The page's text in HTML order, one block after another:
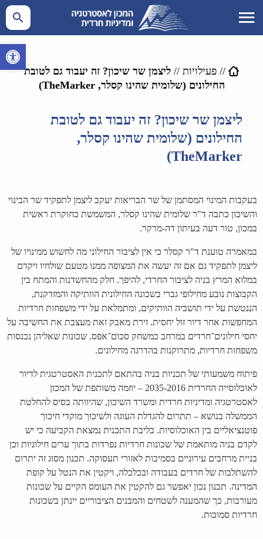
פתח
// פעילויות // ליצמן שר שיכון? זה יעבוד גם לטובת
החילונים (שלומית שהינו קסלר, TheMarker)
ליצמן שר שיכון? זה יעבוד גם לטובת
החילונים (שלומית שהינו קסלר,
TheMarker)
בעקבות המינוי המסתמן של שר הבריאות יעקב ליצמן לתפקיד שר הבינוי
והשיכון כתבה ד"ר שלומית שהינו קסלר, המשמשת כחוקרת ראשית
במכון, טור דעה בעיתון דה-מרקר.
במאמרה טוענת ד"ר קסלר כי אין לציבור החילוני מה לחשוש ממינויו של
ליצמן לתפקיד גם אם זה יעשה את המצופה ממנו מטעם שולחיו ויקדם
במלוא המרץ בניה לציבור החרדי, להיפך. חלק מהחשדנות והמתח בין
הקבוצות נובע מחילופי גברי בשכונה החילונית הוותיקה והמזדקנת,
הננטשת על ידי תושביה הוותיקים, ומתמלאת על ידי משפחות חרדיות
המחפשות אחר דיור זול יחסית. זירת מאבק זאת מעצבת את החשיבה על
יחסי חילונים־חרדים במרחב כמשחק סכום־אפס. שכונות שאליהן נכנסות
משפחות חרדיות, מתרוקנות בהדרגה מחילונים.
פיתוח משמעותי של תכניות בניה בהתאם לתכנית האסטרטגית לדיור
לאוכלוסייה החרדית 2035-2016 – יוזמה משותפת של המכון
לאסטרטגיה ומדיניות חרדית ומשרד השיכון, שהיוותה בסיס להחלטת
הממשלה בנושא – תתרום להגדלת העוגה ולשיכוך מוקדי חיכוך
פוטנציאליים בין האוכלוסיות. בליבת התכנית נמצאת הקביעה כי יש
לקדם בניה מותאמת של שכונות חרדיות נפרדות בתוך ערים חילוניות וכן
בניית מרחבים עירוניים בסמיכות לאזורי תעסוקה. תכנון מסוג זה יתרום
להשתלבות של חרדים בעבודה ובכלכלה, ויקטין את הנטל על קופת
המדינה. תכנון נכון יאפשר גם להקטין את העומס הקיים על שכונות
מעורבות, כך שהמענה לשטחים והמבנים הציבוריים יינתן בשכונות
חרדיות סמוכות.